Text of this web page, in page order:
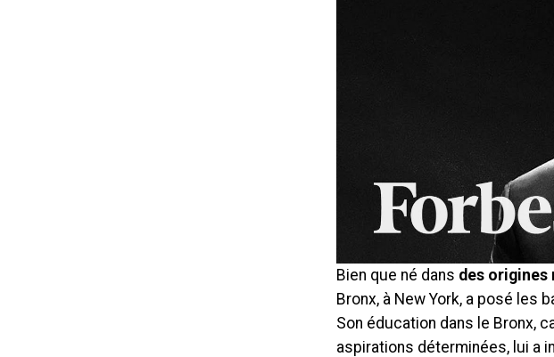
Bien que né dans des origines
Bronx, à New York, a posé les
Son éducation dans le Bronx,
aspirations déterminées, lui a